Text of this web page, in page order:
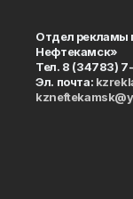
Отдел рекламы
Нефтекамск»
Тел. 8 (34783)
Эл. почта: